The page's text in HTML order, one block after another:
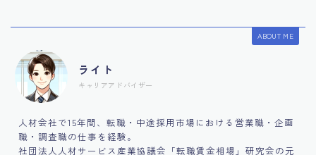
ABOUT ME
ライト
キャリアアドバイザー
人材会社で15年間、転職・中途採用市場における営業職・企画
職・調査職の仕事を経験。
社団法人人材サービス産業協議会「転職賃金相場」研究会の元